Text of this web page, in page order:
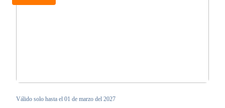
Válido solo hasta el 01 de marzo del 2027